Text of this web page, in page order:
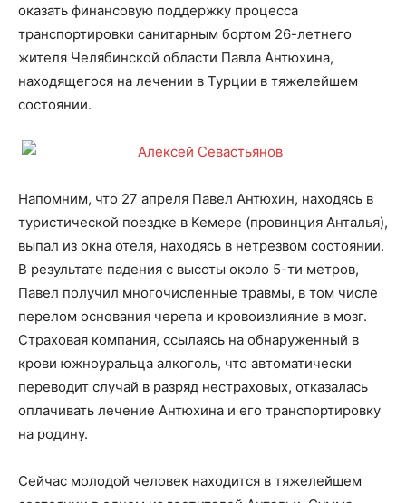
оказать финансовую поддержку процесса
транспортировки санитарным бортом 26-летнего
жителя Челябинской области Павла Антюхина,
находящегося на лечении в Турции в тяжелейшем
состоянии.
Напомним, что 27 апреля Павел Антюхин, находясь в
туристической поездке в Кемере (провинция Анталья),
выпал из окна отеля, находясь в нетрезвом состоянии.
В результате падения с высоты около 5-ти метров,
Павел получил многочисленные травмы, в том числе
перелом основания черепа и кровоизлияние в мозг.
Страховая компания, ссылаясь на обнаруженный в
крови южноуральца алкоголь, что автоматически
переводит случай в разряд нестраховых, отказалась
оплачивать лечение Антюхина и его транспортировку
на родину.
Сейчас молодой человек находится в тяжелейшем